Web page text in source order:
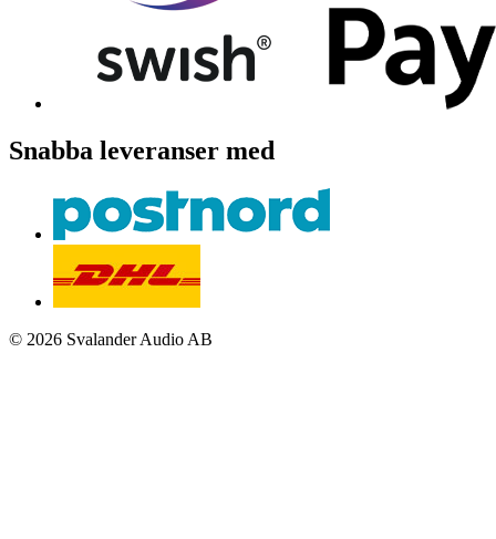
Snabba leveranser med
© 2026 Svalander Audio AB